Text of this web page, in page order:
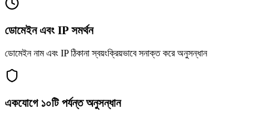
ডোমেইন এবং IP সমর্থন
ডোমেইন নাম এবং IP ঠিকানা স্বয়ংক্রিয়ভাবে সনাক্ত করে অনুসন্ধান
একযোগে ১০টি পর্যন্ত অনুসন্ধান